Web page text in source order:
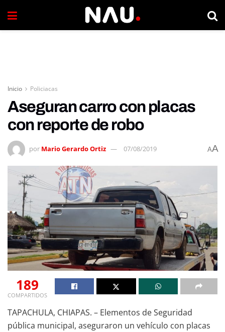
Inicio Policiacas
Aseguran carro con placas
con reporte de robo
por Mario Gerardo Ortiz 07/08/2019 AA
189
COMPARTIDOS
TAPACHULA, CHIAPAS. – Elementos de Seguridad
pública municipal, aseguraron un vehículo con placas